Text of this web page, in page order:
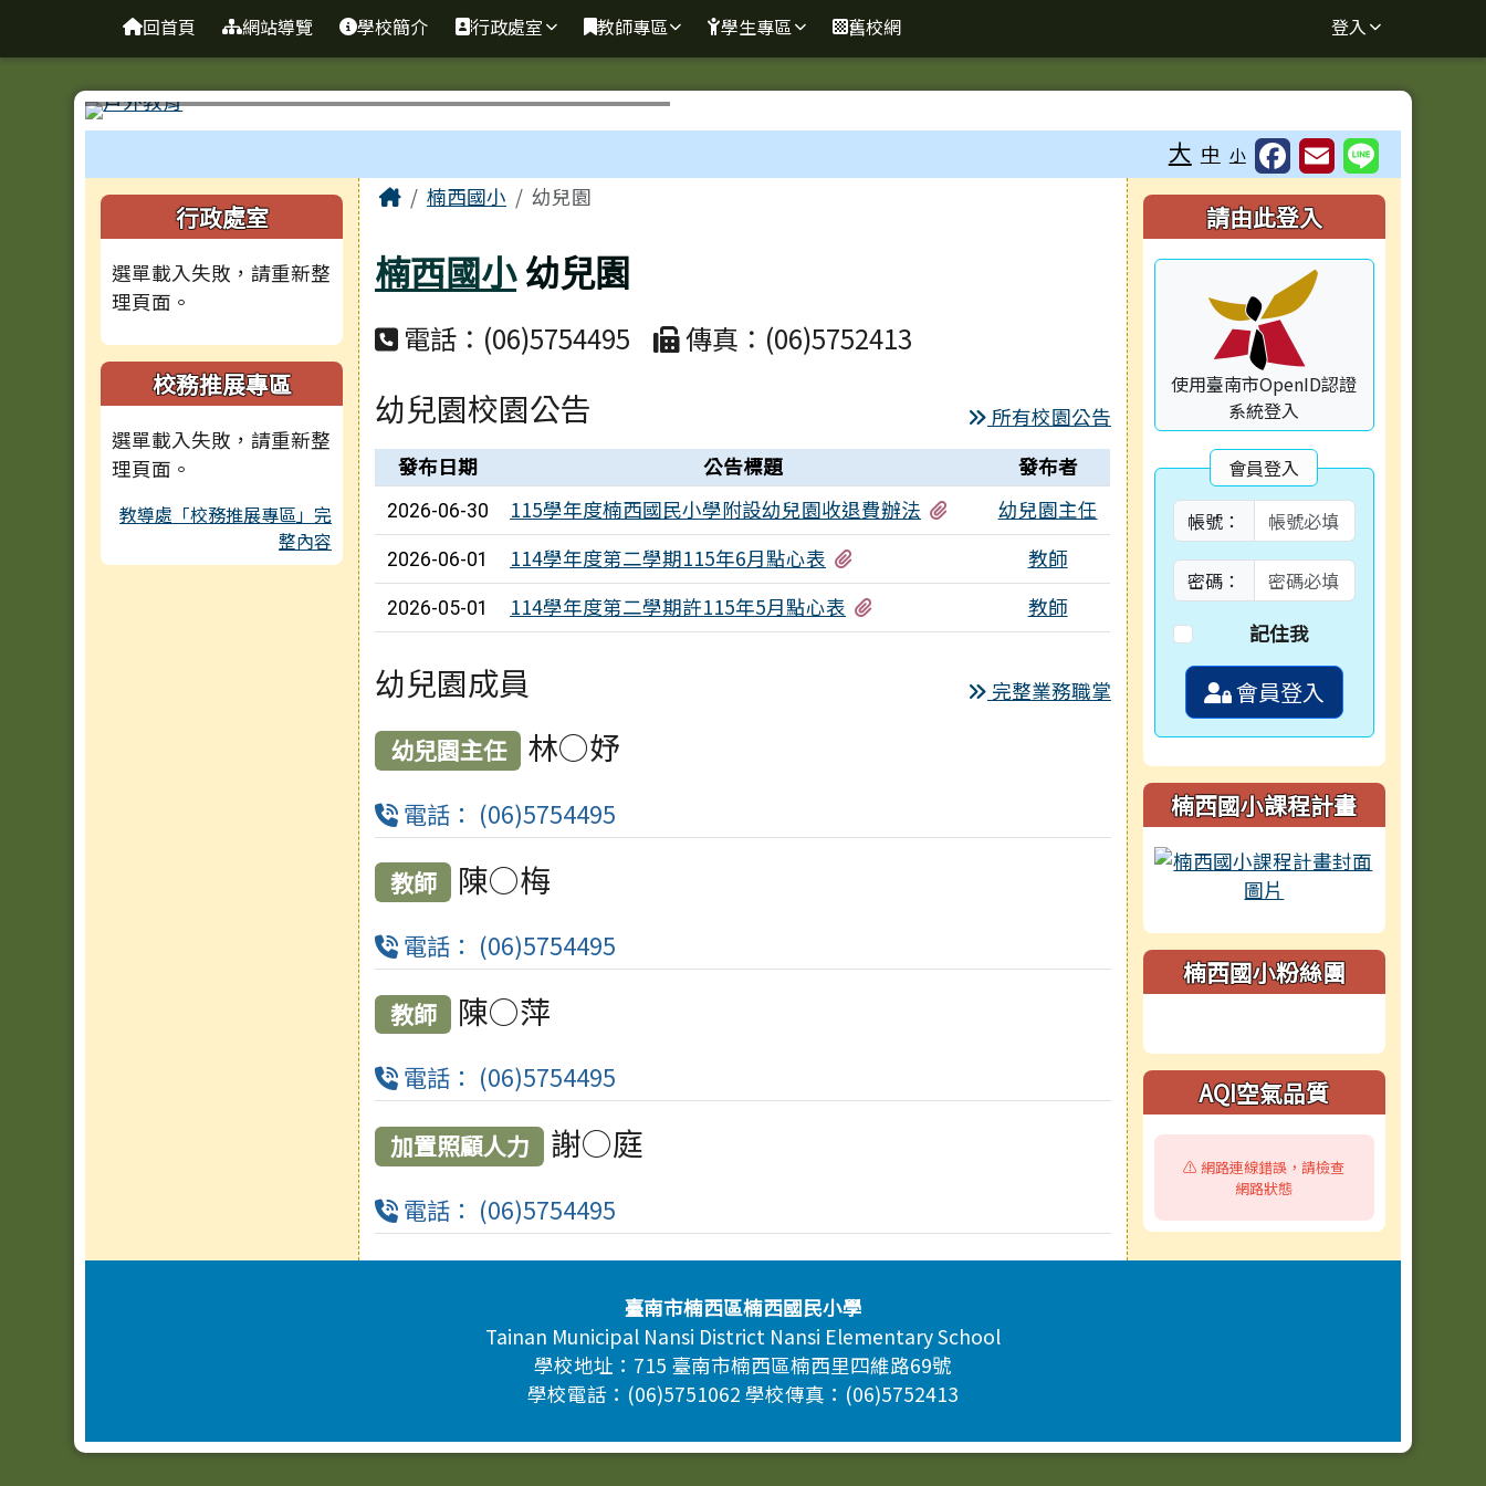
台南市楠西國小
回首頁 網站導覽 學校簡介 行政處室 教師專區 學生專區 舊校網 登入
⏸
大 中 小
左邊區域內容
行政處室
選單載入失敗，請重新整
理頁面。
校務推展專區
選單載入失敗，請重新整
理頁面。
教導處「校務推展專區」完
整內容
主內容區域
Home楠西國小 幼兒園
楠西國小幼兒園
電話：(06)5754495 傳真：(06)5752413
幼兒園校園公告
所有校園公告
新聞列表
發布日期 公告標題 發布者
2026-06-30 115學年度楠西國民小學附設幼兒園收退費辦法 有1個附檔
幼兒園主任
2026-06-01 114學年度第二學期115年6月點心表 教師
2026-05-01 114學年度第二學期許115年5月點心表 教師
幼兒園成員 完整業務職掌
幼兒園主任 林○妤
電話： (06)5754495
教師 陳○梅
電話： (06)5754495
教師 陳○萍
電話： (06)5754495
加置照顧人力 謝○庭
電話： (06)5754495
右邊區域內容
請由此登入
使用臺南市OpenID認證
系統登入
會員登入
帳號：
密碼：
記住我
會員登入
楠西國小課程計畫
楠西國小粉絲團
AQI空氣品質
⚠️ 網路連線錯誤，請檢查
網路狀態
頁尾區域
臺南市楠西區楠西國民小學
Tainan Municipal Nansi District Nansi Elementary School
學校地址：715 臺南市楠西區楠西里四維路69號
學校電話：(06)5751062 學校傳真：(06)5752413